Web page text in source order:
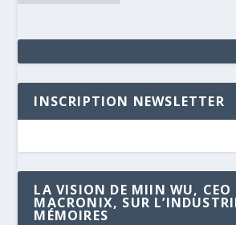
INSCRIPTION NEWSLETTER
LA VISION DE MIIN WU, CEO
MACRONIX, SUR
MÉMOIRES